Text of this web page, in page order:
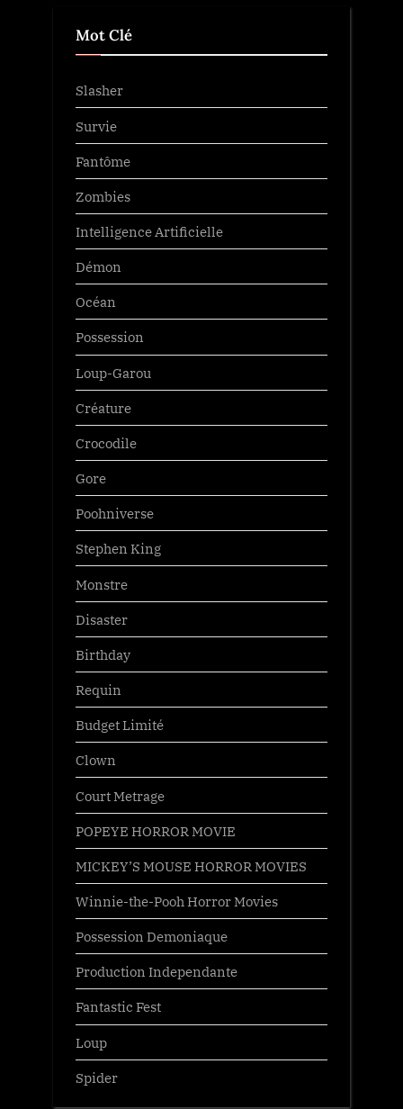
Mot Clé
Slasher
Survie
Fantôme
Zombies
Intelligence Artificielle
Démon
Océan
Possession
Loup-Garou
Créature
Crocodile
Gore
Poohniverse
Stephen King
Monstre
Disaster
Birthday
Requin
Budget Limité
Clown
Court Metrage
POPEYE HORROR MOVIE
MICKEY’S MOUSE HORROR MOVIES
Winnie-the-Pooh Horror Movies
Possession Demoniaque
Production Independante
Fantastic Fest
Loup
Spider